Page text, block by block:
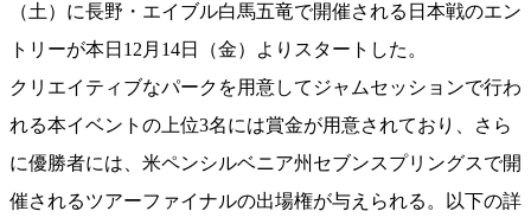
（土）に長野・エイブル白馬五竜で開催される日本戦のエン
トリーが本日12月14日（金）よりスタートした。
クリエイティブなパークを用意してジャムセッションで行わ
れる本イベントの上位3名には賞金が用意されており、さら
に優勝者には、米ペンシルベニア州セブンスプリングスで開
催されるツアーファイナルの出場権が与えられる。以下の詳